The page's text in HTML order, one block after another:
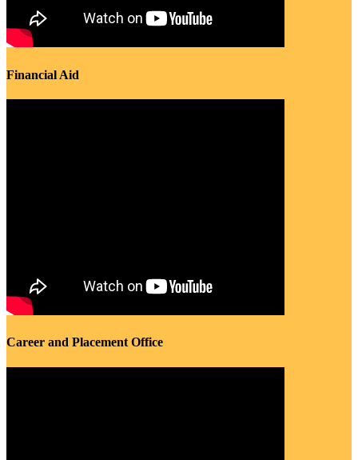
Financial Aid
Career and Placement Office